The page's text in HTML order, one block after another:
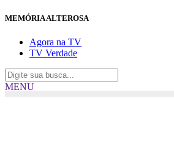
MEMÓRIA ALTEROSA
Agora na TV
TV Verdade
MENU